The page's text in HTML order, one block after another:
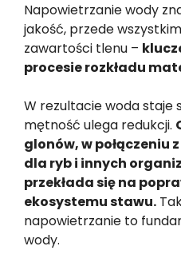
Napowietrzanie wody
jakość, przede
zawartości tlenu –
procesie rozkładu
W rezultacie woda staje
mętność ulega redukcji.
glonów, w połączeniu
dla ryb i innych
przekłada się na
ekosystemu stawu.
napowietrzanie to
wody.